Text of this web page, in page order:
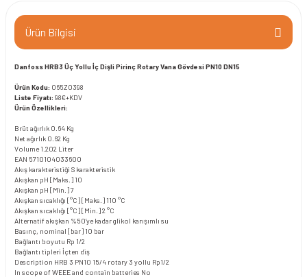
Ürün Bilgisi
Danfoss HRB3 Üç Yollu İç Dişli Pirinç Rotary Vana Gövdesi PN10 DN15
Ürün Kodu: 065Z0398
Liste Fiyatı: 98€+KDV
Ürün Özellikleri:
Brüt ağırlık 0.64 Kg
Net ağırlık 0.62 Kg
Volume 1.202 Liter
EAN 5710104033600
Akış karakteristiği S karakteristik
Akışkan pH [Maks.] 10
Akışkan pH [Min.]7
Akışkan sıcaklığı [°C] [Maks.] 110 °C
Akışkan sıcaklığı [°C] [Min.]2 °C
Alternatif akışkan %50’ye kadar glikol karışımlı su
Basınç, nominal [bar] 10 bar
Bağlantı boyutu Rp 1/2
Bağlantı tipleri İçten diş
Description HRB 3 PN10 15/4 rotary 3 yollu Rp1/2
In scope of WEEE and contain batteries No